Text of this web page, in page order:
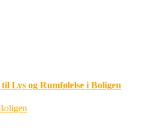
Lys og Rumfølelse i Boligen